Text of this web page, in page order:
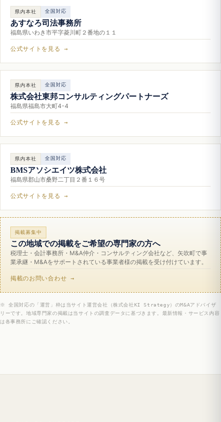
県内本社 全国対応
あすなろ司法事務所
福島県いわき市平字菱川町２番地の１１
公式サイトを見る →
県内本社 全国対応
株式会社東邦コンサルティングパートナーズ
福島県福島市大町4-4
公式サイトを見る →
県内本社 全国対応
BMSアソシエイツ株式会社
福島県郡山市桑野二丁目２番１６号
公式サイトを見る →
掲載募集中
この地域での掲載をご希望の専門家の方へ
税理士・会計事務所・M&A仲介・コンサルティング会社など、矢吹町で事
業承継・M&Aをサポートされている事業者様の掲載を受け付けています。
掲載のお問い合わせ →
※ 全国対応の「運営」枠は当サイト運営会社（株式会社KI Strategy）のM&Aアドバイザ
リーです。地域専門家の掲載は当サイトの調査データに基づきます。最新情報・サービス内容
は各事務所にご確認ください。